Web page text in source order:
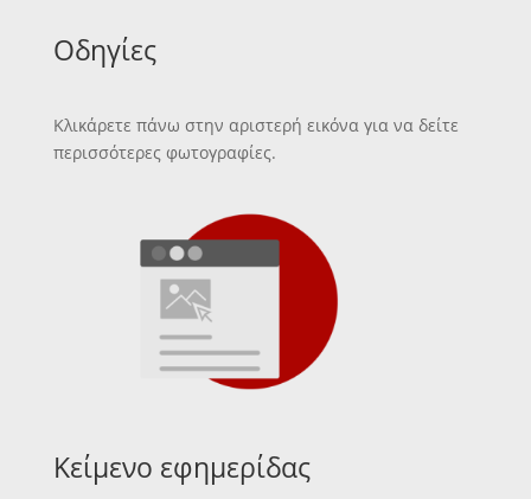
Οδηγίες
Κλικάρετε πάνω στην αριστερή εικόνα για να δείτε
περισσότερες φωτογραφίες.
Κείμενο εφημερίδας